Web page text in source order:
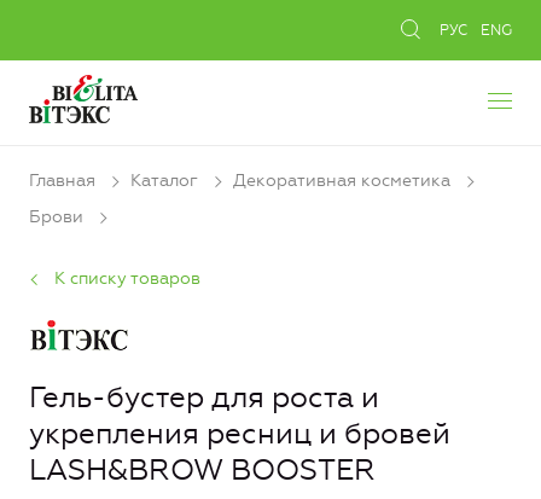
РУС ENG
Главная Каталог
Декоративная косметика
Брови
К списку товаров
Гель-бустер для роста и
укрепления ресниц и бровей
LASH&BROW BOOSTER